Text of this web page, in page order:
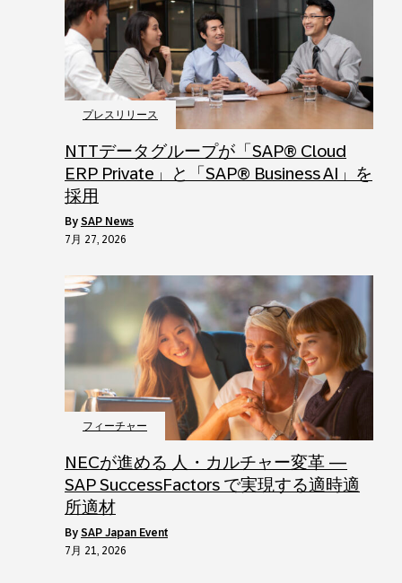
プレスリリース
NTTデータグループが「SAP® Cloud
ERP Private」と「SAP® Business AI」を
採用
by SAP News
7月 27, 2026
フィーチャー
NECが進める 人・カルチャー変革 ―
SAP SuccessFactors で実現する適時適
所適材
by SAP Japan Event
7月 21, 2026